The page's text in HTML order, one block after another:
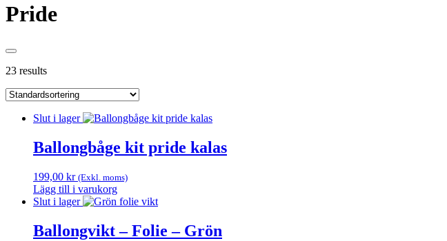
Pride
23 results
Slut i lager
Ballongbåge kit pride kalas
199,00 kr (Exkl. moms)
Lägg till i varukorg
Slut i lager
Ballongvikt – Folie – Grön